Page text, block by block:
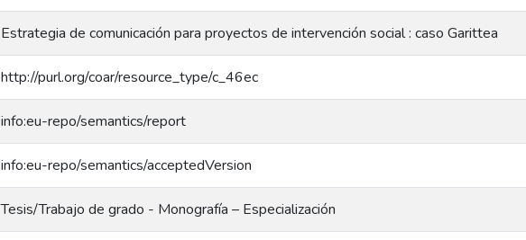
Estrategia de comunicación para proyectos de intervención social : caso Garittea
http://purl.org/coar/resource_type/c_46ec
info:eu-repo/semantics/report
info:eu-repo/semantics/acceptedVersion
Tesis/Trabajo de grado - Monografía – Especialización